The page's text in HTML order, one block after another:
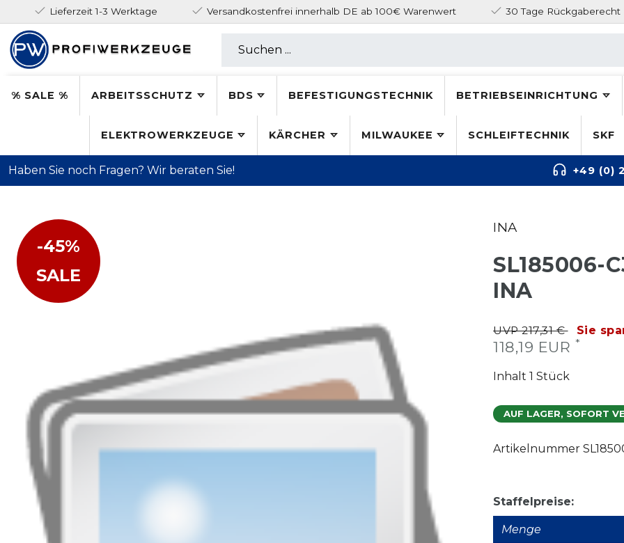
Lieferzeit 1-3 Werktage Versandkostenfrei innerhalb DE ab 100€ Warenwert 30 Tage Rückgaberecht
% SALE % ARBEITSSCHUTZ BDS BEFESTIGUNGSTECHNIK BETRIEBSEINRICHTUNG
ELEKTROWERKZEUGE KÄRCHER MILWAUKEE SCHLEIFTECHNIK SKF
Haben Sie noch Fragen? Wir beraten Sie! +49 (0)
-45%
SALE
INA
SL185006-
INA
UVP 217,31 € Sie
118,19 EUR *
Inhalt 1 Stück
AUF LAGER, SOFORT
Artikelnummer
Staffelpreise:
Menge